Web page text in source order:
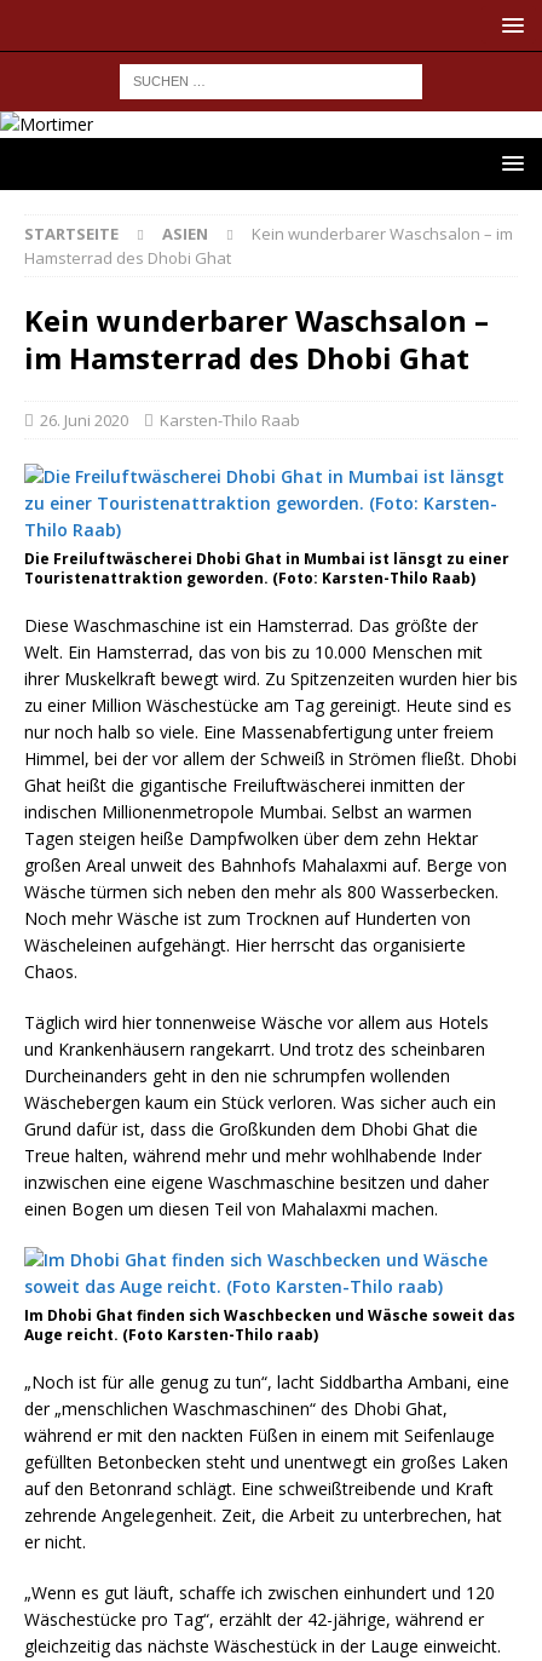
STARTSEITE ASIEN
Kein wunderbarer Waschsalon – im
Hamsterrad des Dhobi Ghat
Kein wunderbarer Waschsalon –
im Hamsterrad des Dhobi Ghat
26. Juni 2020 Karsten-Thilo Raab
Die Freiluftwäscherei Dhobi Ghat in Mumbai ist länsgt zu einer
Touristenattraktion geworden. (Foto: Karsten-Thilo Raab)
Diese Waschmaschine ist ein Hamsterrad. Das größte der
Welt. Ein Hamsterrad, das von bis zu 10.000 Menschen mit
ihrer Muskelkraft bewegt wird. Zu Spitzenzeiten wurden hier bis
zu einer Million Wäschestücke am Tag gereinigt. Heute sind es
nur noch halb so viele. Eine Massenabfertigung unter freiem
Himmel, bei der vor allem der Schweiß in Strömen fließt. Dhobi
Ghat heißt die gigantische Freiluftwäscherei inmitten der
indischen Millionenmetropole Mumbai. Selbst an warmen
Tagen steigen heiße Dampfwolken über dem zehn Hektar
großen Areal unweit des Bahnhofs Mahalaxmi auf. Berge von
Wäsche türmen sich neben den mehr als 800 Wasserbecken.
Noch mehr Wäsche ist zum Trocknen auf Hunderten von
Wäscheleinen aufgehängt. Hier herrscht das organisierte
Chaos.
Täglich wird hier tonnenweise Wäsche vor allem aus Hotels
und Krankenhäusern rangekarrt. Und trotz des scheinbaren
Durcheinanders geht in den nie schrumpfen wollenden
Wäschebergen kaum ein Stück verloren. Was sicher auch ein
Grund dafür ist, dass die Großkunden dem Dhobi Ghat die
Treue halten, während mehr und mehr wohlhabende Inder
inzwischen eine eigene Waschmaschine besitzen und daher
einen Bogen um diesen Teil von Mahalaxmi machen.
Im Dhobi Ghat finden sich Waschbecken und Wäsche soweit das
Auge reicht. (Foto Karsten-Thilo raab)
„Noch ist für alle genug zu tun“, lacht Siddbartha Ambani, eine
der „menschlichen Waschmaschinen“ des Dhobi Ghat,
während er mit den nackten Füßen in einem mit Seifenlauge
gefüllten Betonbecken steht und unentwegt ein großes Laken
auf den Betonrand schlägt. Eine schweißtreibende und Kraft
zehrende Angelegenheit. Zeit, die Arbeit zu unterbrechen, hat
er nicht.
„Wenn es gut läuft, schaffe ich zwischen einhundert und 120
Wäschestücke pro Tag“, erzählt der 42-jährige, während er
gleichzeitig das nächste Wäschestück in der Lauge einweicht.